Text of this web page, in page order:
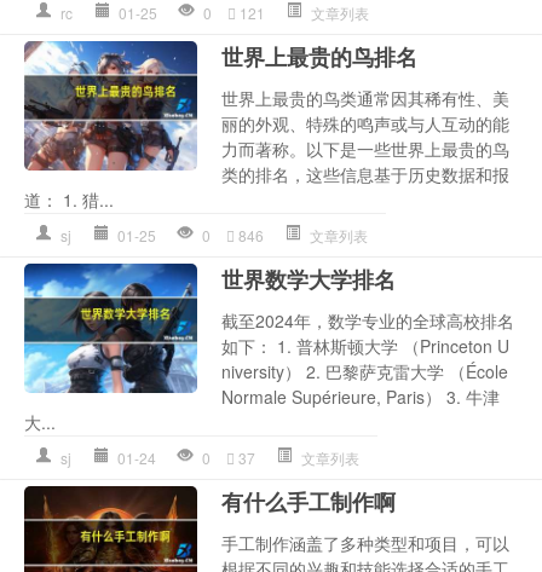
rc 01-25 0 121 文章列表
世界上最贵的鸟排名
世界上最贵的鸟类通常因其稀有性、美
丽的外观、特殊的鸣声或与人互动的能
力而著称。以下是一些世界上最贵的鸟
类的排名，这些信息基于历史数据和报
道： 1. 猎...
sj 01-25 0 846 文章列表
世界数学大学排名
截至2024年，数学专业的全球高校排名
如下： 1. 普林斯顿大学 （Princeton U
niversity） 2. 巴黎萨克雷大学 （École
Normale Supérieure, Paris） 3. 牛津
大...
sj 01-24 0 37 文章列表
有什么手工制作啊
手工制作涵盖了多种类型和项目，可以